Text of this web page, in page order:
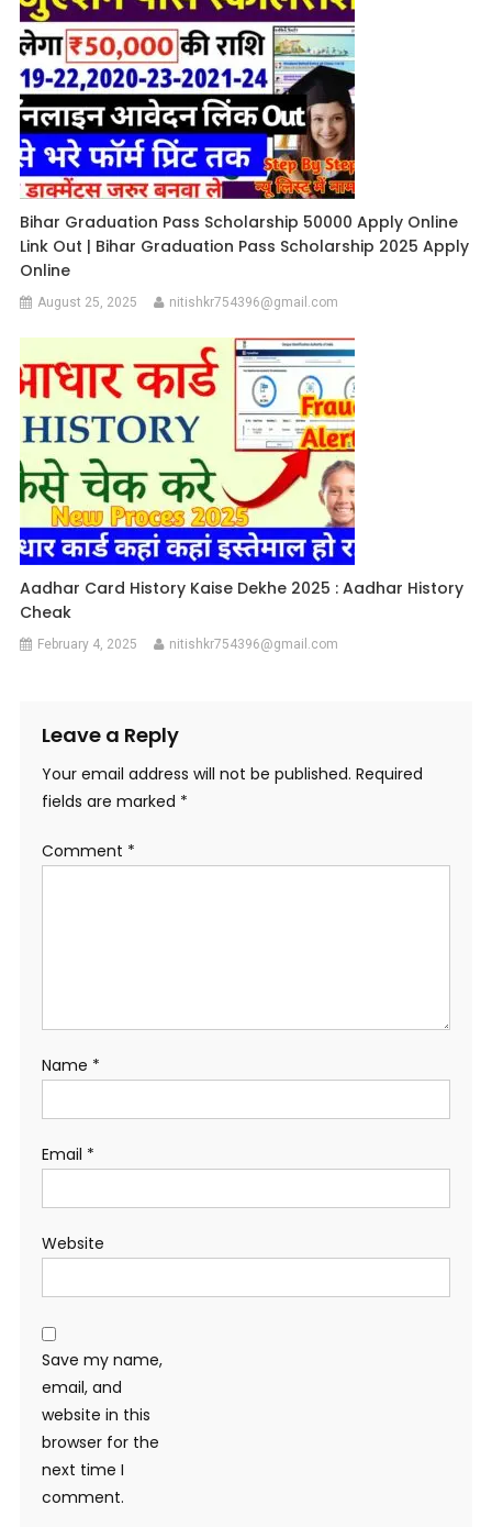
Bihar Graduation Pass Scholarship 50000 Apply Online
Link Out | Bihar Graduation Pass Scholarship 2025 Apply
Online
August 25, 2025 nitishkr754396@gmail.com
Aadhar Card History Kaise Dekhe 2025 : Aadhar History
Cheak
February 4, 2025 nitishkr754396@gmail.com
Leave a Reply
Your email address will not be published. Required
fields are marked *
Comment *
Name *
Email *
Website
Save my name,
email, and
website in this
browser for the
next time I
comment.